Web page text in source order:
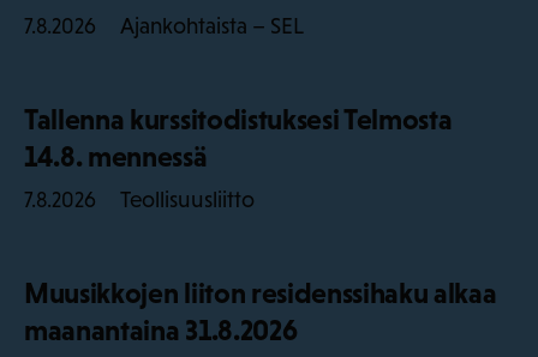
7.8.2026 Ajankohtaista – SEL
Tallenna kurssitodistuksesi Telmosta
14.8. mennessä
7.8.2026 Teollisuusliitto
Muusikkojen liiton residenssihaku alkaa
maanantaina 31.8.2026